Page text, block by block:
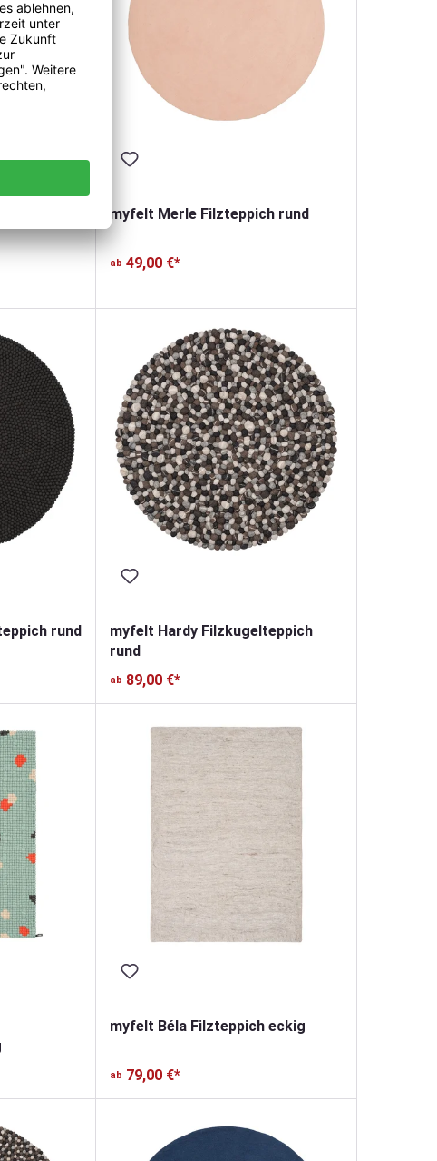
myfelt Merle Filzteppich rund
ab 49,00 €*
rund
myfelt Hardy Filzkugelteppich
rund
ab 89,00 €*
myfelt Béla Filzteppich eckig
ab 79,00 €*